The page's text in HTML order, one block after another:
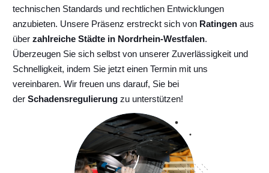
technischen Standards und rechtlichen Entwicklungen
anzubieten. Unsere Präsenz erstreckt sich von Ratingen aus
über zahlreiche Städte in Nordrhein-Westfalen.
Überzeugen Sie sich selbst von unserer Zuverlässigkeit und
Schnelligkeit, indem Sie jetzt einen Termin mit uns
vereinbaren. Wir freuen uns darauf, Sie bei
der Schadensregulierung zu unterstützen!